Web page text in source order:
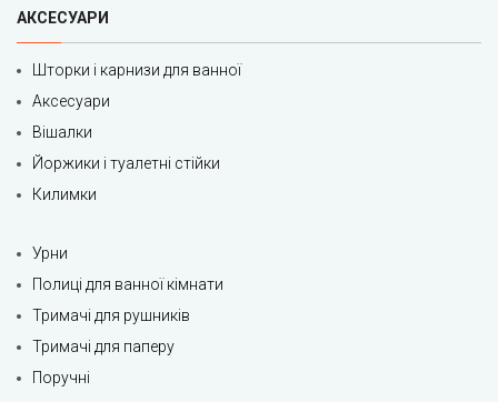
АКСЕСУАРИ
Шторки і карнизи для ванної
Аксесуари
Вішалки
Йоржики і туалетні стійки
Килимки
Урни
Полиці для ванної кімнати
Тримачі для рушників
Тримачі для паперу
Поручні